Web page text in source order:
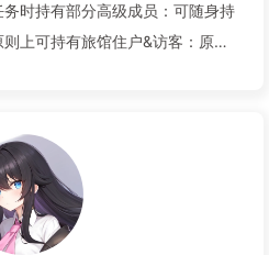
时持有部分高级成员：可随身持
上可持有旅馆住户&访客：原则